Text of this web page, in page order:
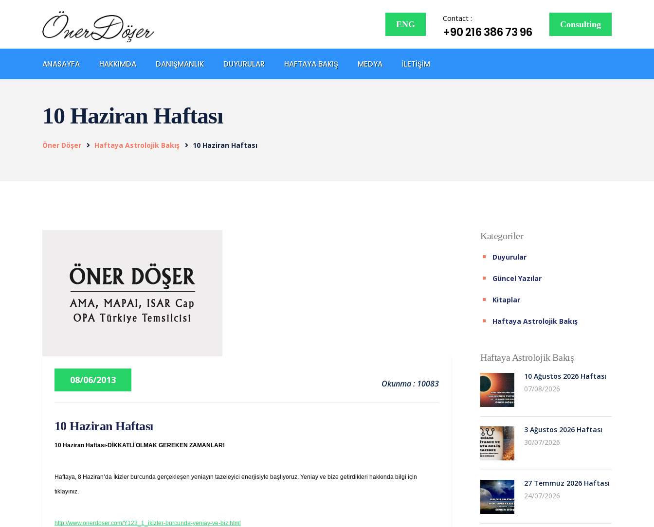
ENG
Contact :
+90 216 386 73 96
Consulting
ANASAYFA HAKKIMDA DANIŞMANLIK DUYURULAR HAFTAYA BAKIŞ MEDYA İLETIŞIM
10 Haziran Haftası
Öner Döşer Haftaya Astrolojik Bakış 10 Haziran Haftası
08/06/2013 Okunma : 10083
10 Haziran Haftası
10 Haziran Haftası-DİKKATLİ OLMAK GEREKEN ZAMANLAR!
Haftaya, 8 Haziran’da İkizler burcunda gerçekleşen yeniayın tazeleyici enerjisiyle başlıyoruz. Yeniay ve bize getirdikleri hakkında bilgi için
tıklayınız.
http://www.onerdoser.com/Y123_1_ikizler-burcunda-yeniay-ve-biz.html
Kategoriler
Duyurular
Güncel Yazılar
Kitaplar
Haftaya Astrolojik Bakış
Haftaya Astrolojik Bakış
10 Ağustos 2026 Haftası
07/08/2026
3 Ağustos 2026 Haftası
30/07/2026
27 Temmuz 2026 Haftası
24/07/2026